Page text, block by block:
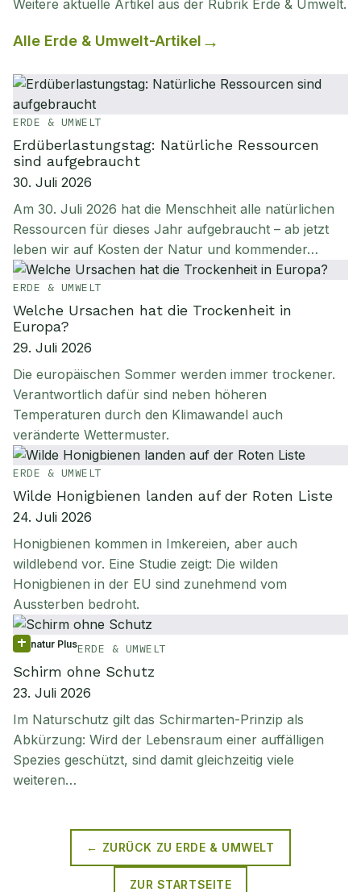
Weitere aktuelle Artikel aus der Rubrik Erde & Umwelt.
Alle Erde & Umwelt-Artikel
ERDE & UMWELT
Erdüberlastungstag: Natürliche Ressourcen
sind aufgebraucht
30. Juli 2026
Am 30. Juli 2026 hat die Menschheit alle natürlichen
Ressourcen für dieses Jahr aufgebraucht – ab jetzt
leben wir auf Kosten der Natur und kommender…
ERDE & UMWELT
Welche Ursachen hat die Trockenheit in
Europa?
29. Juli 2026
Die europäischen Sommer werden immer trockener.
Verantwortlich dafür sind neben höheren
Temperaturen durch den Klimawandel auch
veränderte Wettermuster.
ERDE & UMWELT
Wilde Honigbienen landen auf der Roten Liste
24. Juli 2026
Honigbienen kommen in Imkereien, aber auch
wildlebend vor. Eine Studie zeigt: Die wilden
Honigbienen in der EU sind zunehmend vom
Aussterben bedroht.
natur PlusERDE & UMWELT
Schirm ohne Schutz
23. Juli 2026
Im Naturschutz gilt das Schirmarten-Prinzip als
Abkürzung: Wird der Lebensraum einer auffälligen
Spezies geschützt, sind damit gleichzeitig viele
weiteren…
← ZURÜCK ZU ERDE & UMWELT
ZUR STARTSEITE